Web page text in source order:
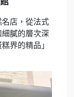
店，從法式
膩的層次深
界的精品」